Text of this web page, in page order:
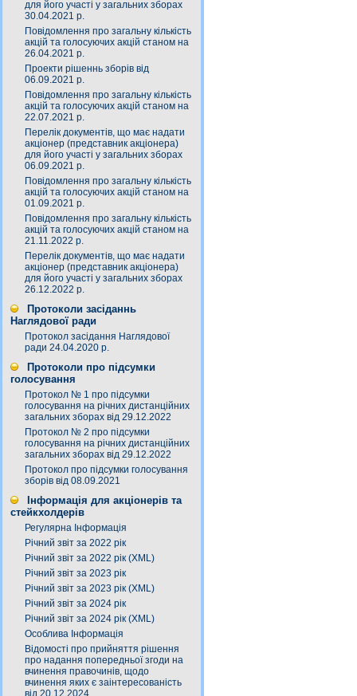
для його участі у загальних зборах
30.04.2021 р.
Повідомлення про загальну кількість
акцій та голосуючих акцій станом на
26.04.2021 р.
Проекти рішеннь зборів від
06.09.2021 р.
Повідомлення про загальну кількість
акцій та голосуючих акцій станом на
22.07.2021 р.
Перелік документів, що має надати
акціонер (представник акціонера)
для його участі у загальних зборах
06.09.2021 р.
Повідомлення про загальну кількість
акцій та голосуючих акцій станом на
01.09.2021 р.
Повідомлення про загальну кількість
акцій та голосуючих акцій станом на
21.11.2022 р.
Перелік документів, що має надати
акціонер (представник акціонера)
для його участі у загальних зборах
26.12.2022 р.
Протоколи засіданнь
Наглядової ради
Протокол засідання Наглядової
ради 24.04.2020 р.
Протоколи про підсумки
голосування
Протокол № 1 про підсумки
голосування на річних дистанційних
загальних зборах від 29.12.2022
Протокол № 2 про підсумки
голосування на річних дистанційних
загальних зборах від 29.12.2022
Протокол про підсумки голосування
зборів від 08.09.2021
Інформація для акціонерів та
стейкхолдерів
Регулярна Інформація
Річний звіт за 2022 рік
Річний звіт за 2022 рік (XML)
Річний звіт за 2023 рік
Річний звіт за 2023 рік (XML)
Річний звіт за 2024 рік
Річний звіт за 2024 рік (XML)
Особлива Інформація
Відомості про прийняття рішення
про надання попередньої згоди на
вчинення правочинів, щодо
вчинення яких є заінтересованість
від 20.12.2024